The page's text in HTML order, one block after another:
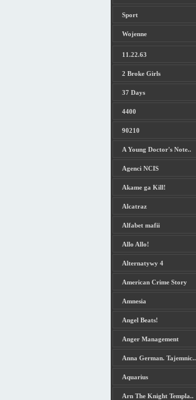
Sport
Wojenne
11.22.63
2 Broke Girls
37 Days
4400
90210
A Young Doctor's Note..
Agenci NCIS
Akame ga Kill!
Alcatraz
Alfabet mafii
Allo Allo!
Alternatywy 4
American Crime Story
Amnesia
Angel Beats!
Anger Management
Anna German. Tajemnic..
Aquarius
Arn The Knight Templa..